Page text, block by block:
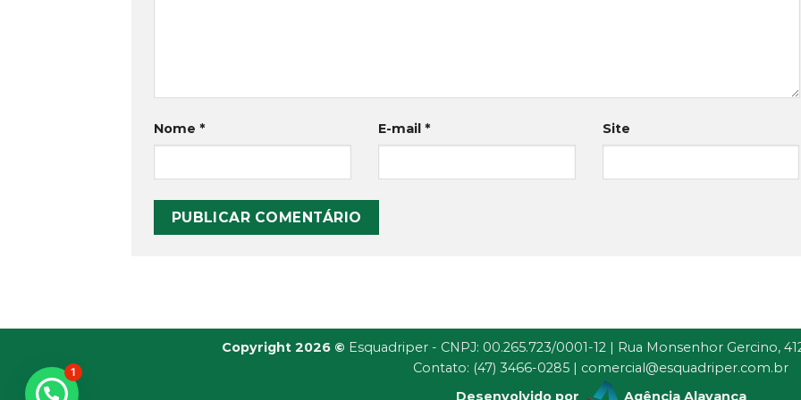
Nome * E-mail * Site
Copyright 2026 © Esquadriper - CNPJ: 00.265.723/0001-12 | Rua Monsenhor Gercino,
Contato: (47) 3466-0285 | comercial@esquadriper.com.br
Desenvolvido por
Agência Alavanca
1